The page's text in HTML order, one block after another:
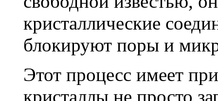
кристаллические
блокируют поры и
Этот процесс имеет
кристаллы не просто